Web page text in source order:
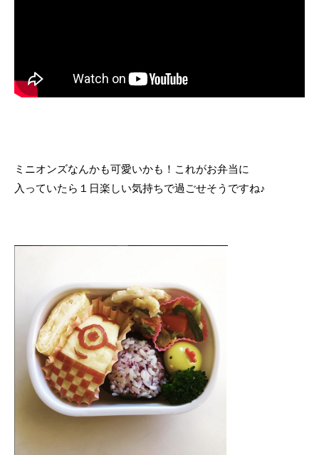
ミニオンズなんかも可愛いかも！これがお弁当に
入っていたら１日楽しい気持ちで過ごせそうですね♪